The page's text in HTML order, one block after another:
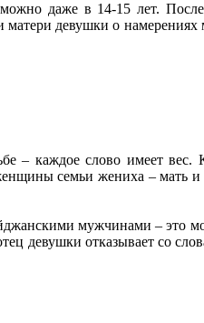
можно даже в 14-15 лет.
матери девушки о намерениях
– каждое слово имеет вес.
семьи жениха – мать и
мужчинами – это
девушки отказывает со